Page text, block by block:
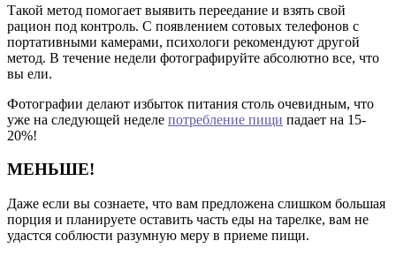
Такой метод помогает выявить переедание и взять свой
рацион под контроль. С появлением сотовых телефонов с
портативными камерами, психологи рекомендуют другой
метод. В течение недели фотографируйте абсолютно все, что
вы ели.
Фотографии делают избыток питания столь очевидным, что
уже на следующей неделе потребление пищи падает на 15-
20%!
МЕНЬШЕ!
Даже если вы сознаете, что вам предложена слишком большая
порция и планируете оставить часть еды на тарелке, вам не
удастся соблюсти разумную меру в приеме пищи.